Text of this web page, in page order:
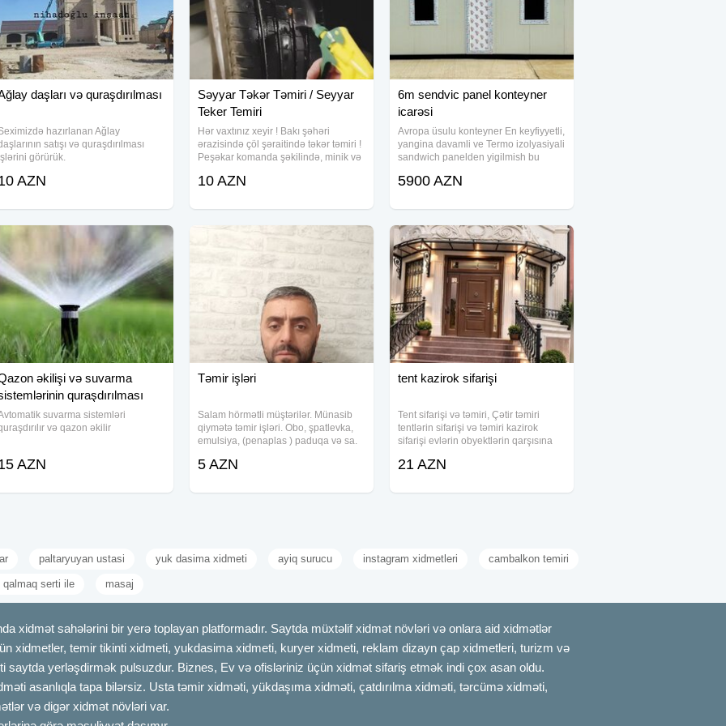
daşları və quraşdırılması
hazırlanan Ağlay
satışı və quraşdırılması
görürük.
AZN
Səyyar Təkər Təmiri / Seyyar
Teker Temiri
Hər vaxtınız xeyir ! Bakı şəhəri
ərazisində çöl şəraitində təkər təmiri !
Peşəkar komanda şəkilində, minik və
təkər təmiri işləri ilə məşğuluq ! Yolda
10 AZN
6m sendvic panel konteyner
icarəsi
Avropa üsulu konteyner En keyfiyyetli,
yangina davamli ve Termo izolyasiyali
sandwich panelden yigilmish bu
oxshayacaqdir. - Uzunluq: 6m - En:
bolgusu: 1 otaq
5900 AZN
əkilişi və suvarma
quraşdırılması
suvarma sistemləri
və qazon əkilir
AZN
Təmir işləri
Salam hörmətli müştərilər. Münasib
qiymətə təmir işləri. Obo, şpatlevka,
emulsiya, (penaplas ) paduqa və sa.
wotsapp -lada əlaqə saxlaya
5 AZN
tent kazirok sifarişi
Tent sifarişi və təmiri, Çətir təmiri
tentlərin sifarişi və təmiri kazirok
sifarişi evlərin obyektlərin qarşısına
tentlerin tikilmesi restaran ve
21 AZN
paltaryuyan ustasi yuk dasima xidmeti ayiq surucu instagram xidmetleri cambalkon temiri
serti ile masaj
xidmət sahələrini bir yerə toplayan platformadır. Saytda müxtəlif xidmət növləri və onlara aid xidmətlər
xidmetler, temir tikinti xidmeti, yukdasima xidmeti, kuryer xidmeti, reklam dizayn çap xidmetleri, turizm və
saytda yerləşdirmək pulsuzdur. Biznes, Ev və ofisləriniz üçün xidmət sifariş etmək indi çox asan oldu.
asanlıqla tapa bilərsiz. Usta təmir xidməti, yükdaşıma xidməti, çatdırılma xidməti, tərcümə xidməti,
və digər xidmət növləri var.